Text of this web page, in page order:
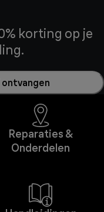
korting op je
Reparaties &
Onderdelen